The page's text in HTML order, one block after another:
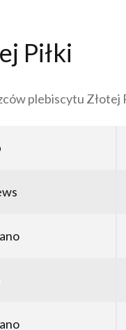
Piłki
plebiscytu Złotej